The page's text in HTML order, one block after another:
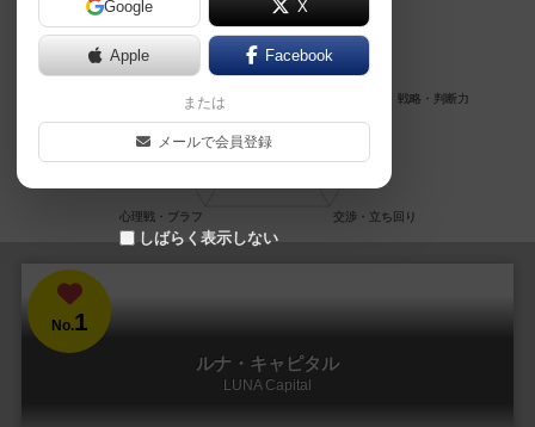
No.1
ルナ・キャピタル
LUNA Capital
Google X
Apple Facebook
または
メールで会員登録
しばらく表示しない